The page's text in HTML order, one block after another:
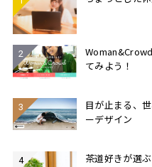
てみよう！
目が止まる、
ーデザイン
茶道好きが選